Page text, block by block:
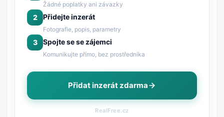
Žádné poplatky ani závazky
2 Přidejte inzerát
Fotografie, popis, parametry
3 Spojte se se zájemci
Komunikujte přímo, bez prostředníka
Přidat inzerát zdarma
RealFree.cz